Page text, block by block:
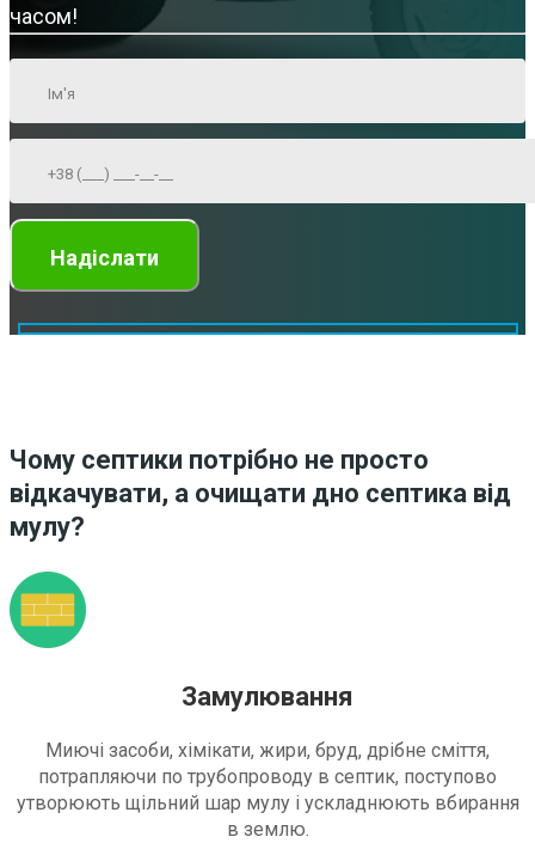
часом!
Чому септики потрібно не просто
відкачувати, а очищати дно септика від
мулу?
Замулювання
Миючі засоби, хімікати, жири, бруд, дрібне сміття,
потрапляючи по трубопроводу в септик, поступово
утворюють щільний шар мулу і ускладнюють вбирання
в землю.